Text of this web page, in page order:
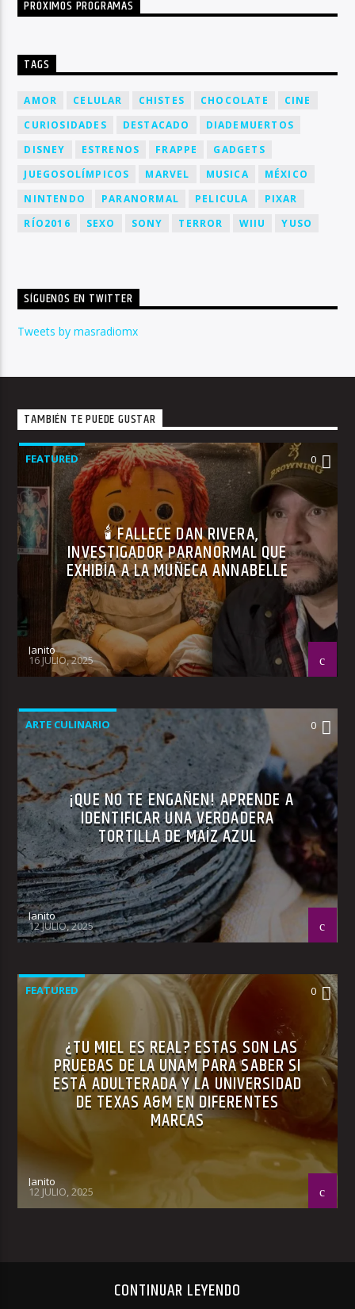
PRÓXIMOS PROGRAMAS
TAGS
AMOR CELULAR CHISTES CHOCOLATE
CINE
CURIOSIDADES
DESTACADO
DIADEMUERTOS
DISNEY
ESTRENOS FRAPPE
GADGETS
JUEGOSOLÍMPICOS
MARVEL MUSICA
MÉXICO
NINTENDO
PARANORMAL PELICULA
PIXAR
RÍO2016
SEXO SONY TERROR WIIU YUSO
SÍGUENOS EN TWITTER
Tweets by masradiomx
TAMBIÉN TE PUEDE GUSTAR
FEATURED 0
🕯 FALLECE DAN RIVERA,
INVESTIGADOR PARANORMAL QUE
EXHIBÍA A LA MUÑECA ANNABELLE
Janito
16 JULIO, 2025
ARTE CULINARIO 0
¡QUE NO TE ENGAÑEN! APRENDE A
IDENTIFICAR UNA VERDADERA
TORTILLA DE MAÍZ AZUL
Janito
12 JULIO, 2025
FEATURED 0
¿TU MIEL ES REAL? ESTAS SON LAS
PRUEBAS DE LA UNAM PARA SABER SI
ESTÁ ADULTERADA Y LA UNIVERSIDAD
DE TEXAS A&M EN DIFERENTES
MARCAS
Janito
12 JULIO, 2025
CONTINUAR LEYENDO